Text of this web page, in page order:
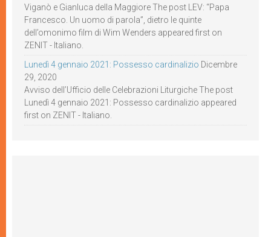
Viganò e Gianluca della Maggiore The post LEV: “Papa
Francesco. Un uomo di parola”, dietro le quinte
dell’omonimo film di Wim Wenders appeared first on
ZENIT - Italiano.
Lunedì 4 gennaio 2021: Possesso cardinalizio Dicembre
29, 2020
Avviso dell’Ufficio delle Celebrazioni Liturgiche The post
Lunedì 4 gennaio 2021: Possesso cardinalizio appeared
first on ZENIT - Italiano.